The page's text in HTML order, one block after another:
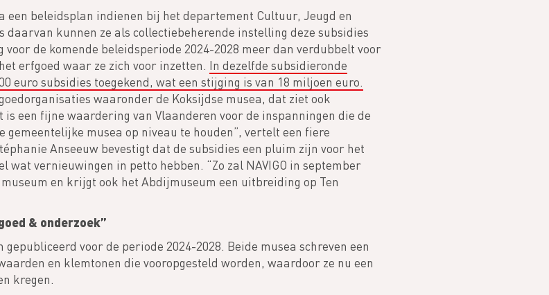
een beleidsplan indienen bij het departement Cultuur, Jeugd en
daarvan kunnen ze als collectiebeherende instelling deze subsidies
de komende beleidsperiode 2024-2028 meer dan verdubbelt voor
erfgoed waar ze zich voor inzetten. In dezelfde subsidieronde
euro subsidies toegekend, wat een stijging is van 18 miljoen euro.
waaronder de Koksijdse musea, dat ziet ook
is een fijne waardering van Vlaanderen voor de inspanningen die de
musea op niveau te houden”, vertelt een fiere
Anseeuw bevestigt dat de subsidies een pluim zijn voor het
wat vernieuwingen in petto hebben. “Zo zal NAVIGO in september
en krijgt ook het Abdijmuseum een uitbreiding op Ten
& onderzoek”
voor de periode 2024-2028. Beide musea schreven een
en klemtonen die vooropgesteld worden, waardoor ze nu een
kregen.